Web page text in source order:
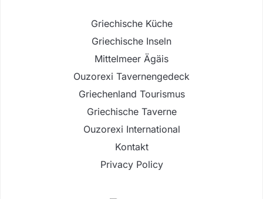
Griechische Küche
Griechische Inseln
Mittelmeer Ägäis
Ouzorexi Tavernengedeck
Griechenland Tourismus
Griechische Taverne
Ouzorexi International
Kontakt
Privacy Policy